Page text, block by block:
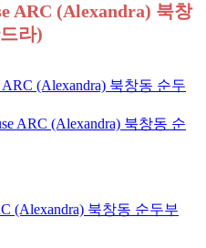
ARC (Alexandra) 북창
라)
(Alexandra) 북창동 순두